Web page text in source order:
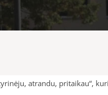
atrandu, pritaikau“,